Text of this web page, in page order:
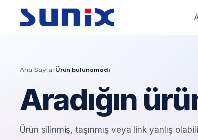
Ana Sayfa Ürün bulunamadı
Aradığın
Ürün silinmiş, taşınmış veya link yanlış